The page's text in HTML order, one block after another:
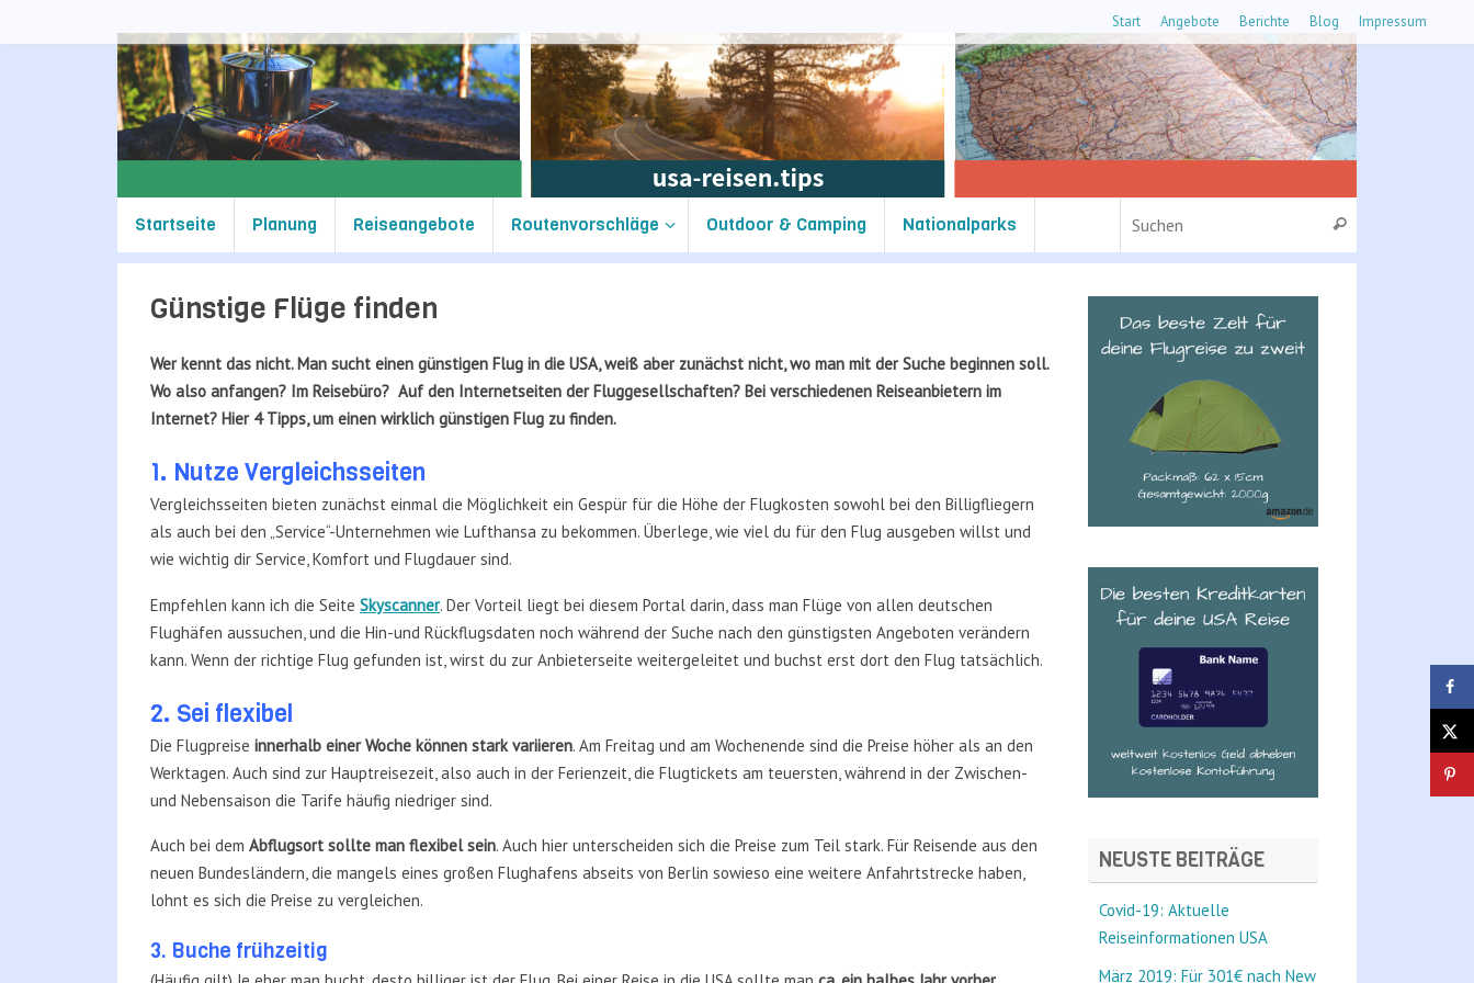
Zum
Start Angebote Berichte Blog Impressum
Inhalt
springen
Startseite Planung Reiseangebote Routenvorschläge Outdoor & Camping Nationalparks Suchen
Günstige Flüge finden
Wer kennt das nicht. Man sucht einen günstigen Flug in die USA, weiß aber zunächst nicht, wo man mit der Suche beginnen soll.
Wo also anfangen? Im Reisebüro? Auf den Internetseiten der Fluggesellschaften? Bei verschiedenen Reiseanbietern im
Internet? Hier 4 Tipps, um einen wirklich günstigen Flug zu finden.
1. Nutze Vergleichsseiten
Vergleichsseiten bieten zunächst einmal die Möglichkeit ein Gespür für die Höhe der Flugkosten sowohl bei den Billigfliegern
als auch bei den „Service“-Unternehmen wie Lufthansa zu bekommen. Überlege, wie viel du für den Flug ausgeben willst und
wie wichtig dir Service, Komfort und Flugdauer sind.
Empfehlen kann ich die Seite Skyscanner. Der Vorteil liegt bei diesem Portal darin, dass man Flüge von allen deutschen
Flughäfen aussuchen, und die Hin-und Rückflugsdaten noch während der Suche nach den günstigsten Angeboten verändern
kann. Wenn der richtige Flug gefunden ist, wirst du zur Anbieterseite weitergeleitet und buchst erst dort den Flug tatsächlich.
2. Sei flexibel
Die Flugpreise innerhalb einer Woche können stark variieren. Am Freitag und am Wochenende sind die Preise höher als an den
Werktagen. Auch sind zur Hauptreisezeit, also auch in der Ferienzeit, die Flugtickets am teuersten, während in der Zwischen-
und Nebensaison die Tarife häufig niedriger sind.
Auch bei dem Abflugsort sollte man flexibel sein. Auch hier unterscheiden sich die Preise zum Teil stark. Für Reisende aus den
neuen Bundesländern, die mangels eines großen Flughafens abseits von Berlin sowieso eine weitere Anfahrtstrecke haben,
lohnt es sich die Preise zu vergleichen.
3. Buche frühzeitig
NEUSTE BEITRÄGE
Covid-19: Aktuelle
Reiseinformationen USA
März 2019: Für 301€ nach New